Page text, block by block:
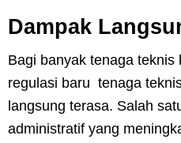
Dampak
Bagi banyak tenaga teknis
regulasi baru tenaga
langsung terasa. Salah
administratif yang